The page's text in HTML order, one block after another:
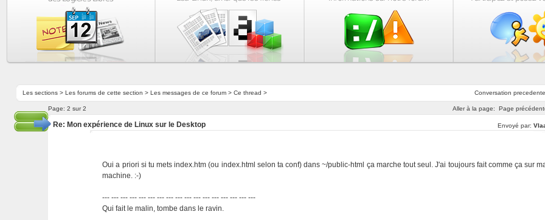
Conversation precedente
Les sections> Les forums de cette section > Les messages de ce forum> Ce thread >
Aller à la page: Page
Page: 2 sur 2
Re: Mon expérience de Linux sur le Desktop Envoyé par:
Oui a priori si tu mets index.htm (ou index.html selon ta conf) dans ~/public-html ça marche tout seul. J'ai toujours fait comme ça sur
machine. :-)
--- --- --- --- --- --- --- --- --- --- --- --- --- --- --- --- ---
Qui fait le malin, tombe dans le ravin.